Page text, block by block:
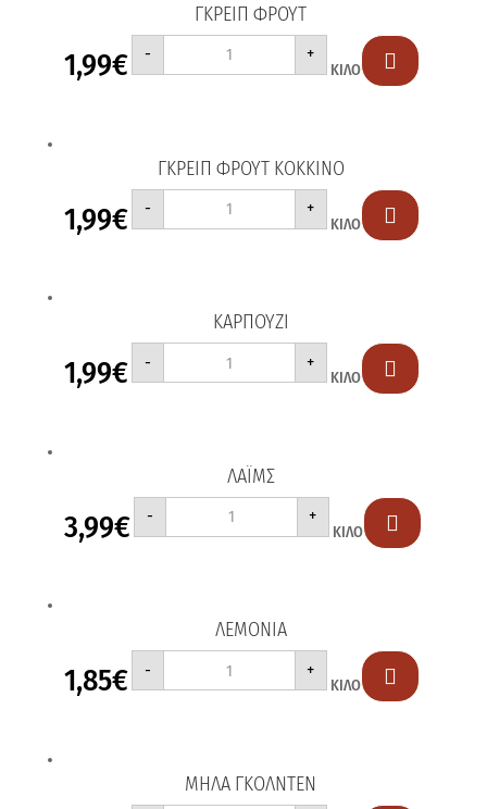
ΓΚΡΕΙΠ ΦΡΟΥΤ
1,99€ -
ΓΚΡΕΙΠ
ποσότητα
+
ΚΙΛΟ 
ΓΚΡΕΙΠ ΦΡΟΥΤ ΚΟΚΚΙΝΟ
1,99€ -
ΓΚΡΕΙΠ
ΚΟΚΚΙΝΟ
+
ΚΙΛΟ 
ΚΑΡΠΟΥΖΙ
1,99€ -
ΚΑΡΠΟΥΖΙ
+
ΚΙΛΟ 
ΛΑΪΜΣ
3,99€ -
ΛΑΪΜΣ
+
ΚΙΛΟ 
ΛΕΜΟΝΙΑ
1,85€ -
ΛΕΜΟΝΙΑ
+
ΚΙΛΟ 
ΜΗΛΑ ΓΚΟΛΝΤΕΝ